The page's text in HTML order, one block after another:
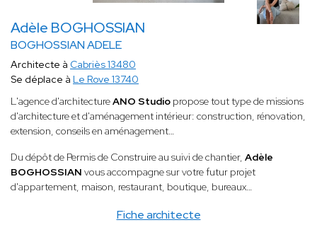
Adèle BOGHOSSIAN
BOGHOSSIAN ADELE
Fiche architecte
Architecte à Cabriès 13480
Se déplace à Le Rove 13740
L'agence d'architectureANO Studio propose tout type de missions
d'architecture et d'aménagement intérieur: construction, rénovation,
extension, conseils en aménagement…
Du dépôt de Permis de Construire au suivi de chantier, Adèle
BOGHOSSIAN vous accompagne sur votre futur projet
d'appartement, maison, restaurant, boutique, bureaux…